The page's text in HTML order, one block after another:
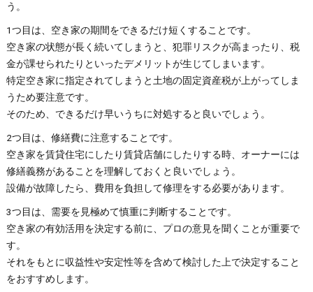
う。
1つ目は、空き家の期間をできるだけ短くすることです。
空き家の状態が長く続いてしまうと、犯罪リスクが高まったり、税
金が課せられたりといったデメリットが生じてしまいます。
特定空き家に指定されてしまうと土地の固定資産税が上がってしま
うため要注意です。
そのため、できるだけ早いうちに対処すると良いでしょう。
2つ目は、修繕費に注意することです。
空き家を賃貸住宅にしたり賃貸店舗にしたりする時、オーナーには
修繕義務があることを理解しておくと良いでしょう。
設備が故障したら、費用を負担して修理をする必要があります。
3つ目は、需要を見極めて慎重に判断することです。
空き家の有効活用を決定する前に、プロの意見を聞くことが重要で
す。
それをもとに収益性や安定性等を含めて検討した上で決定すること
をおすすめします。